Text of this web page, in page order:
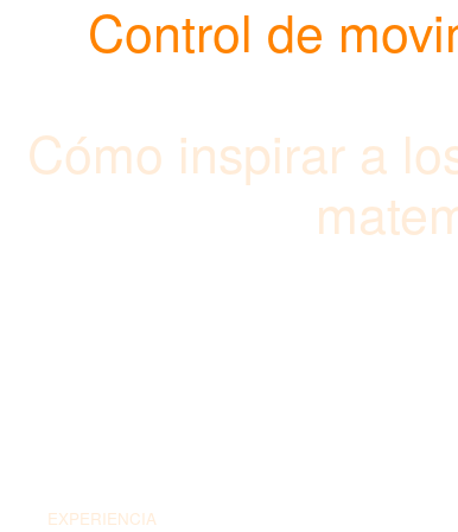
Control de
Cómo inspirar a
EXPERIENCIA